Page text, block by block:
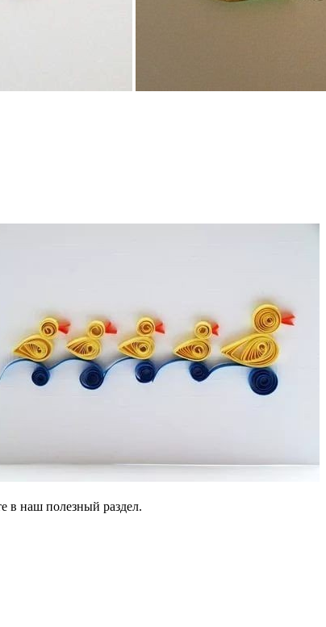
в наш полезный раздел.